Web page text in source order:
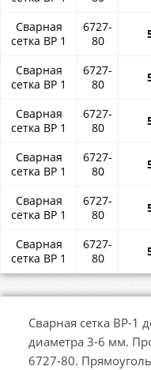
Сварная
сетка ВР 1
6727-
80
Сварная
сетка ВР 1
6727-
80
Сварная
сетка ВР 1
6727-
80
Сварная
сетка ВР 1
6727-
80
Сварная
сетка ВР 1
6727-
80
Сварная
сетка ВР 1
6727-
80
Сварная сетка ВР-1
диаметра 3-6 мм.
6727-80.